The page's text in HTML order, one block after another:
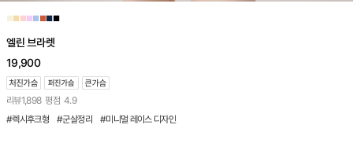
■■■■■■■■
엘린 브라렛
19,900
리뷰1,898 평점 4.9
#렉시후크형 #군살정리 #미니멀 레이스 디자인